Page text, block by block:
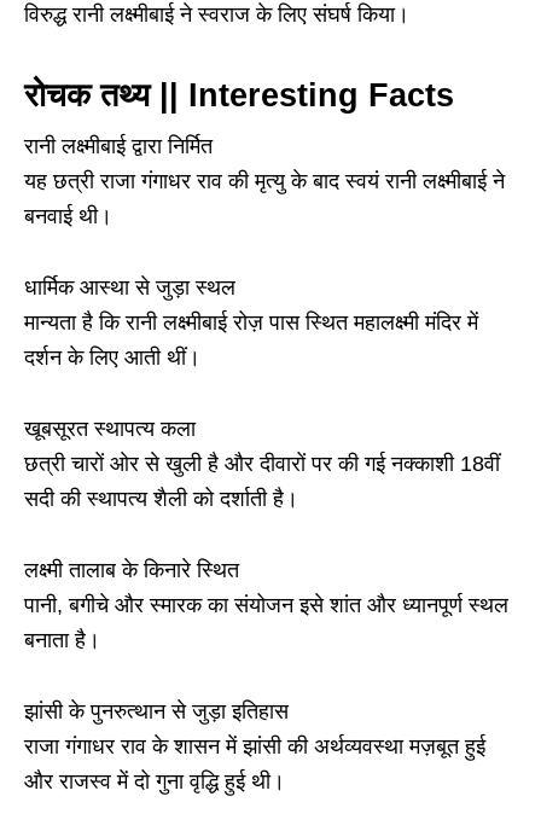
विरुद्ध रानी लक्ष्मीबाई ने स्वराज के लिए संघर्ष किया।
रोचक तथ्य || Interesting Facts
रानी लक्ष्मीबाई द्वारा निर्मित
यह छत्री राजा गंगाधर राव की मृत्यु के बाद स्वयं रानी लक्ष्मीबाई ने
बनवाई थी।
धार्मिक आस्था से जुड़ा स्थल
मान्यता है कि रानी लक्ष्मीबाई रोज़ पास स्थित महालक्ष्मी मंदिर में
दर्शन के लिए आती थीं।
खूबसूरत स्थापत्य कला
छत्री चारों ओर से खुली है और दीवारों पर की गई नक्काशी 18वीं
सदी की स्थापत्य शैली को दर्शाती है।
लक्ष्मी तालाब के किनारे स्थित
पानी, बगीचे और स्मारक का संयोजन इसे शांत और ध्यानपूर्ण स्थल
बनाता है।
झांसी के पुनरुत्थान से जुड़ा इतिहास
राजा गंगाधर राव के शासन में झांसी की अर्थव्यवस्था मज़बूत हुई
और राजस्व में दो गुना वृद्धि हुई थी।